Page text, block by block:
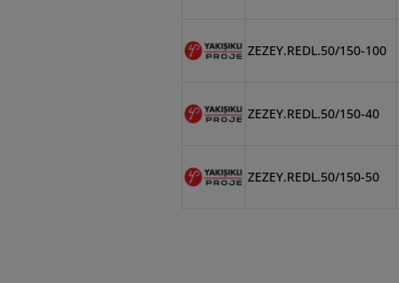
ZEZEY.REDL.50/150-100
ZEZEY.REDL.50/150-40
ZEZEY.REDL.50/150-50